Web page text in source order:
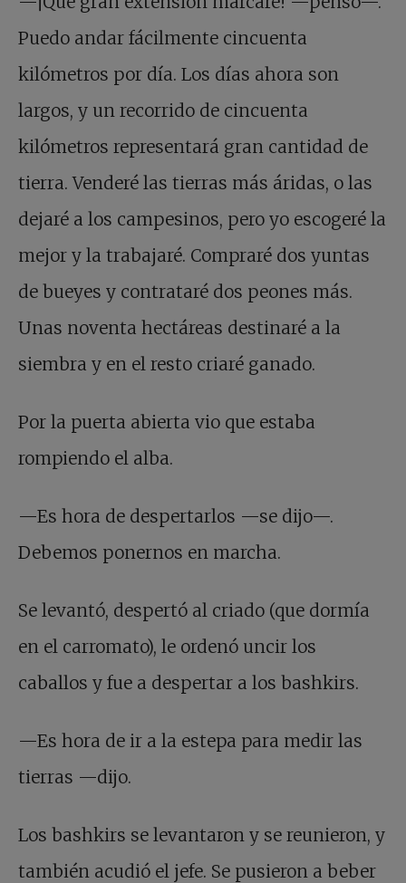
Puedo andar fácilmente cincuenta
kilómetros por día. Los días ahora son
largos, y un recorrido de cincuenta
kilómetros representará gran cantidad de
tierra. Venderé las tierras más áridas, o las
dejaré a los campesinos, pero yo escogeré la
mejor y la trabajaré. Compraré dos yuntas
de bueyes y contrataré dos peones más.
Unas noventa hectáreas destinaré a la
siembra y en el resto criaré ganado.
Por la puerta abierta vio que estaba
rompiendo el alba.
—Es hora de despertarlos —se dijo—.
Debemos ponernos en marcha.
Se levantó, despertó al criado (que dormía
en el carromato), le ordenó uncir los
caballos y fue a despertar a los bashkirs.
—Es hora de ir a la estepa para medir las
tierras —dijo.
Los bashkirs se levantaron y se reunieron, y
también acudió el jefe. Se pusieron a beber